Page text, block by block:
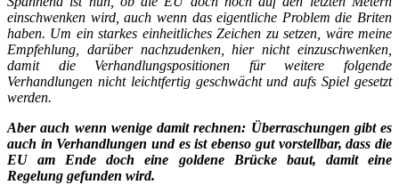
einschwenken wird, auch wenn das eigentliche Problem die Briten
haben. Um ein starkes einheitliches Zeichen zu setzen, wäre meine
Empfehlung, darüber nachzudenken, hier nicht einzuschwenken,
damit die Verhandlungspositionen für weitere folgende
Verhandlungen nicht leichtfertig geschwächt und aufs Spiel gesetzt
werden.
Aber auch wenn wenige damit rechnen: Überraschungen gibt es
auch in Verhandlungen und es ist ebenso gut vorstellbar, dass die
EU am Ende doch eine goldene Brücke baut, damit eine
Regelung gefunden wird.